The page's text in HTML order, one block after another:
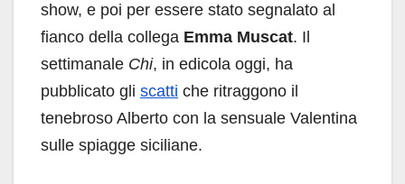
show, e poi per essere stato segnalato al
fianco della collega Emma Muscat. Il
settimanale Chi, in edicola oggi, ha
pubblicato gli scatti che ritraggono il
tenebroso Alberto con la sensuale Valentina
sulle spiagge siciliane.